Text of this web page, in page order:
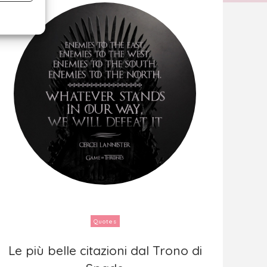
Quotes
Le più belle citazioni dal Trono di
Le più belle citazioni dal Trono di